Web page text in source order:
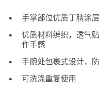
手掌部位优质丁腈涂
优质材料编织，透气
作手感
手腕处包裹式设计，
可洗涤重复使用